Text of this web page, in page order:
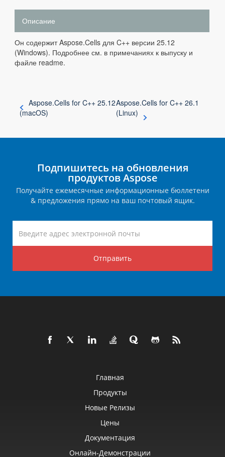
Описание
Он содержит Aspose.Cells для C++ версии 25.12
(Windows). Подробнее см. в примечаниях к выпуску и
файле readme.
Aspose.Cells for C++ 25.12
(macOS)
Aspose.Cells for C++ 26.1
(Linux)
Подпишитесь на обновления
продуктов Aspose
Получайте ежемесячные информационные бюллетени
& предложения прямо на ваш почтовый ящик.
Отправить
Главная
Продукты
Новые Релизы
Цены
Документация
Онлайн‑демонстрации